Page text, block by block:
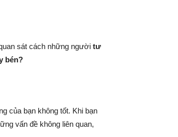
sát cách những người tư
bén?
của bạn không tốt. Khi bạn
vấn đề không liên quan,